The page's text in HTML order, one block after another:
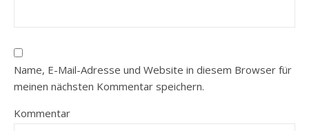
Name, E-Mail-Adresse und Website in diesem Browser für
meinen nächsten Kommentar speichern.
Kommentar